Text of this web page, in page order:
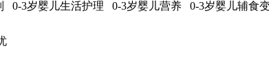
0-3岁婴儿生活护理 0-3岁婴儿营养 0-3岁婴儿辅食